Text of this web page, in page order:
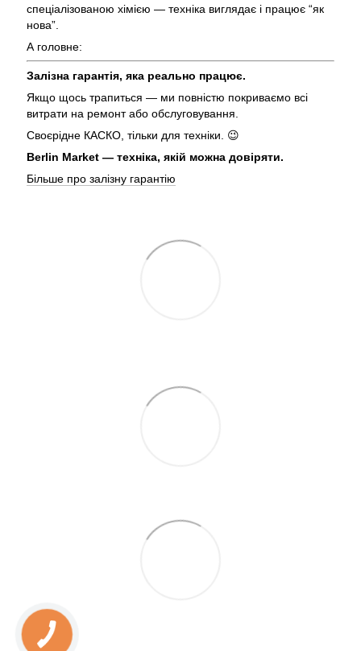
спеціалізованою хімією — техніка виглядає і працює “як
нова”.
А головне:
Залізна гарантія, яка реально працює.
Якщо щось трапиться — ми повністю покриваємо всі
витрати на ремонт або обслуговування.
Своєрідне КАСКО, тільки для техніки. 😉
Berlin Market — техніка, якій можна довіряти.
Більше про залізну гарантію